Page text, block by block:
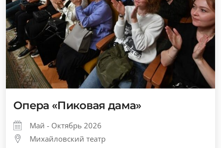
Опера «Пиковая дама»
Май - Октябрь 2026
Михайловский театр